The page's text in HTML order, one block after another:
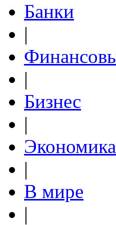
Банки
|
|
Бизнес
|
Экономика
|
В мире
|